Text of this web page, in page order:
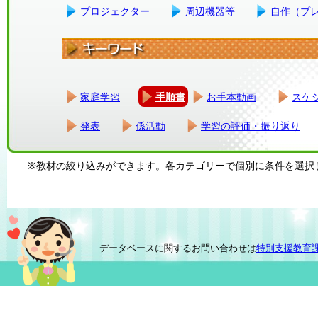
プロジェクター 周辺機器等 自作（プ
家庭学習 手順書 お手本動画 スケ
発表 係活動 学習の評価・振り返り
※教材の絞り込みができます。各カテゴリーで個別に条件を選択
データベースに関するお問い合わせは特別支援教育